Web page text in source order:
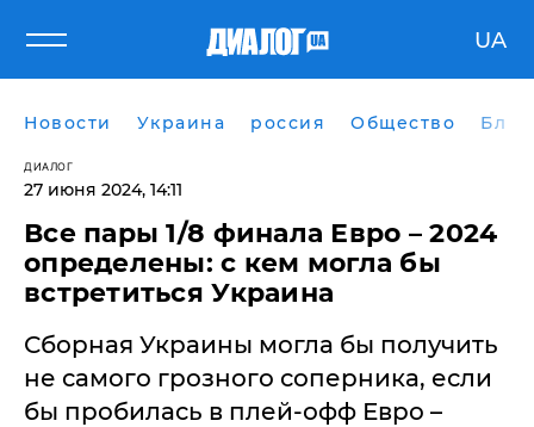
UA
Новости Украина россия Общество
ДИАЛОГ
27 июня 2024, 14:11
Все пары 1/8 финала Евро – 2024
определены: с кем могла бы
встретиться Украина
Сборная Украины могла бы получить
не самого грозного соперника, если
бы пробилась в плей-офф Евро –